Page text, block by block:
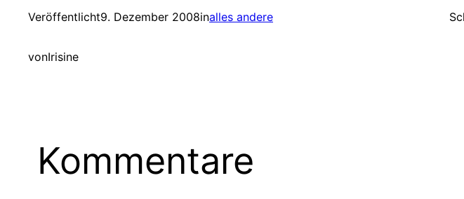
Veröffentlicht9. Dezember 2008inalles andere
vonIrisine
Kommentare